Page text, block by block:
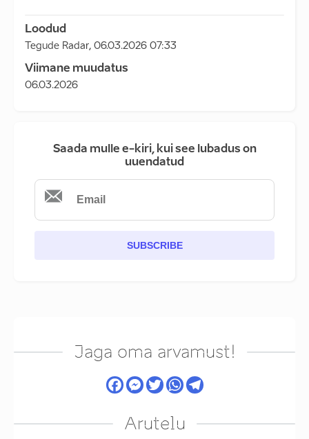
Loodud
Tegude Radar, 06.03.2026 07:33
Viimane muudatus
06.03.2026
Saada mulle e-kiri, kui see lubadus on
uuendatud
SUBSCRIBE
Jaga oma arvamust!
Arutelu